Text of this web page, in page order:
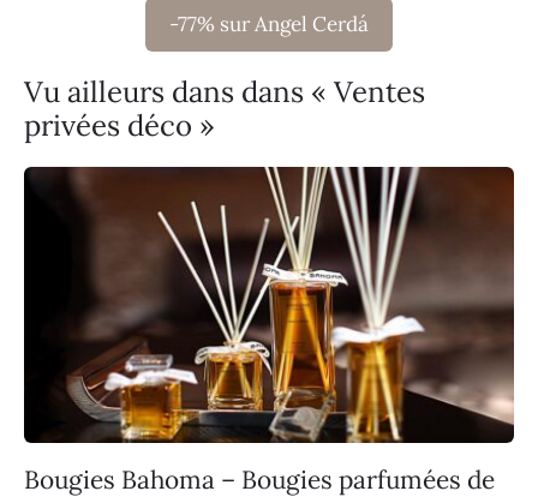
-77% sur Angel Cerdá
Vu ailleurs dans dans « Ventes
privées déco »
Bougies Bahoma – Bougies parfumées de